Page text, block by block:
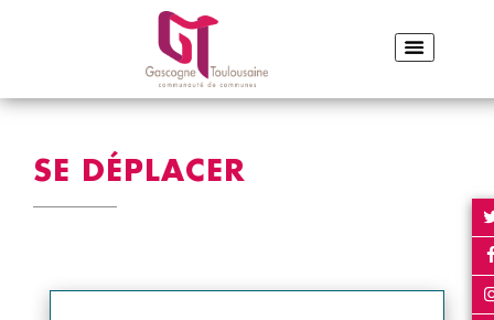
SE DÉPLACER
PARTAGER :
SE DÉPLACER